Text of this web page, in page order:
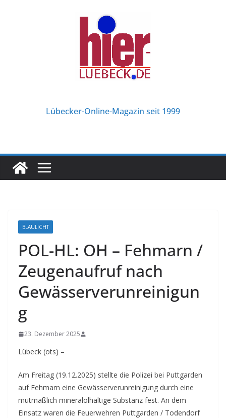
Lübecker-Online-Magazin seit 1999
BLAULICHT
POL-HL: OH – Fehmarn /
Zeugenaufruf nach
Gewässerverunreinigun
g
23. Dezember 2025
Lübeck (ots) –
Am Freitag (19.12.2025) stellte die Polizei bei Puttgarden
auf Fehmarn eine Gewässerverunreinigung durch eine
mutmaßlich mineralölhaltige Substanz fest. An dem
Einsatz waren die Feuerwehren Puttgarden / Todendorf